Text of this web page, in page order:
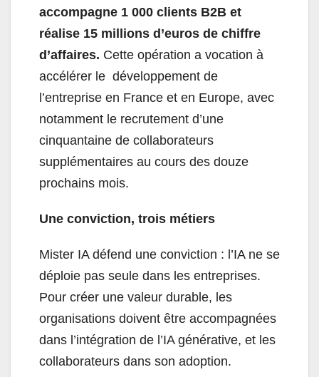
accompagne 1 000 clients B2B et
réalise 15 millions d’euros de chiffre
d’affaires. Cette opération a vocation à
accélérer le développement de
l’entreprise en France et en Europe, avec
notamment le recrutement d’une
cinquantaine de collaborateurs
supplémentaires au cours des douze
prochains mois.
Une conviction, trois métiers
Mister IA défend une conviction : l’IA ne se
déploie pas seule dans les entreprises.
Pour créer une valeur durable, les
organisations doivent être accompagnées
dans l’intégration de l’IA générative, et les
collaborateurs dans son adoption.